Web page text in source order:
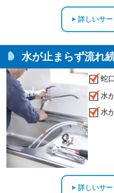
▲詳しいサ
水が止まらず流れ続
蛇
水
水
▲詳しいサ